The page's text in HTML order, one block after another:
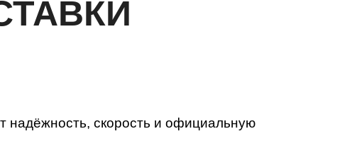
надёжность, скорость и официальную